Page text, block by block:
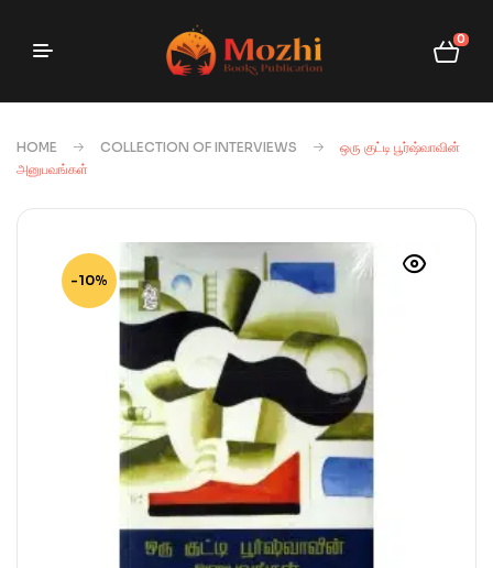
0
HOME COLLECTION OF INTERVIEWS
ஒரு குட்டி பூர்ஷ்வாவின்
அனுபவங்கள்
-10%